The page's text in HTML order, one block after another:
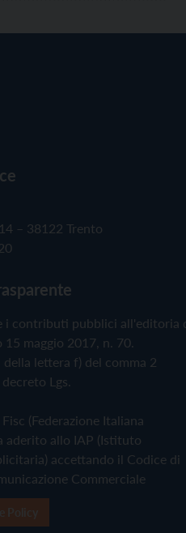
– 38122 Trento
i contributi pubblici all'editoria
maggio 2017, n. 70.
della lettera f) del comma 2
Lgs.
(Federazione Italiana
aderito allo IAP (Istituto
accettando il Codice di
Commerciale